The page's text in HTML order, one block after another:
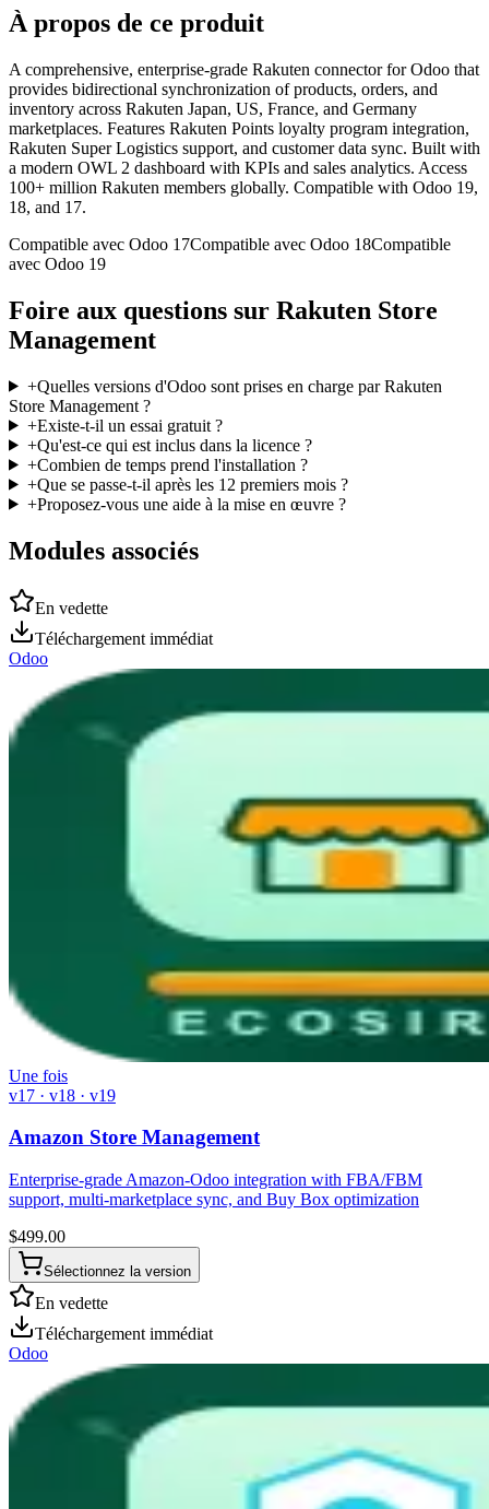
À propos de ce produit
A comprehensive, enterprise-grade Rakuten connector for Odoo that
provides bidirectional synchronization of products, orders, and
inventory across Rakuten Japan, US, France, and Germany
marketplaces. Features Rakuten Points loyalty program integration,
Rakuten Super Logistics support, and customer data sync. Built with
a modern OWL 2 dashboard with KPIs and sales analytics. Access
100+ million Rakuten members globally. Compatible with Odoo 19,
18, and 17.
Compatible avec Odoo 17Compatible avec Odoo 18Compatible
avec Odoo 19
Foire aux questions sur Rakuten Store
Management
+Quelles versions d'Odoo sont prises en charge par Rakuten
Store Management ?
+Existe-t-il un essai gratuit ?
+Qu'est-ce qui est inclus dans la licence ?
+Combien de temps prend l'installation ?
+Que se passe-t-il après les 12 premiers mois ?
+Proposez-vous une aide à la mise en œuvre ?
Modules associés
En vedette
Téléchargement immédiat
Odoo
Une fois
v17 · v18 · v19
Amazon Store Management
Enterprise-grade Amazon-Odoo integration with FBA/FBM
support, multi-marketplace sync, and Buy Box optimization
$499.00
Sélectionnez la version
En vedette
Téléchargement immédiat
Odoo